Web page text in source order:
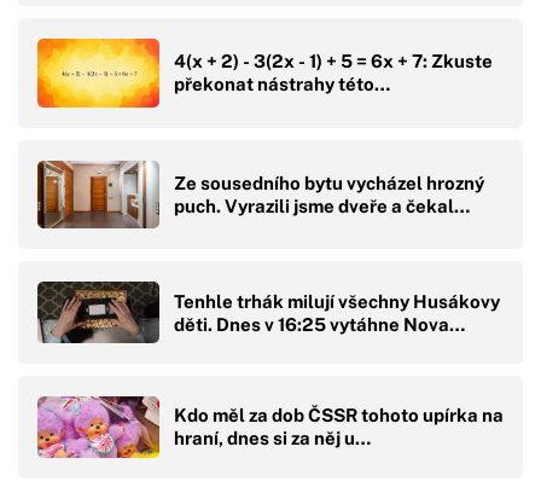
4(x + 2) - 3(2x - 1) + 5 = 6x + 7: Zkuste
překonat nástrahy této…
Ze sousedního bytu vycházel hrozný
puch. Vyrazili jsme dveře a čekal…
Tenhle trhák milují všechny Husákovy
děti. Dnes v 16:25 vytáhne Nova…
Kdo měl za dob ČSSR tohoto upírka na
hraní, dnes si za něj u…